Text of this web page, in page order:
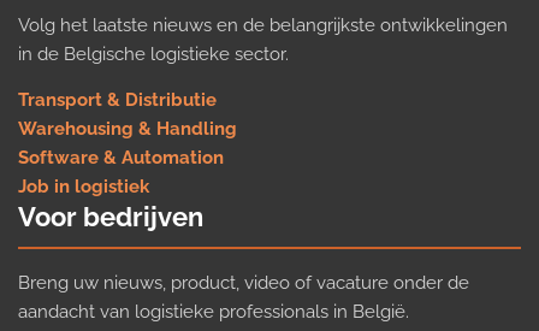
Volg het laatste nieuws en de belangrijkste ontwikkelingen
in de Belgische logistieke sector.
Transport & Distributie
Warehousing & Handling
Software & Automation
Job in logistiek
Voor bedrijven
Breng uw nieuws, product, video of vacature onder de
aandacht van logistieke professionals in België.